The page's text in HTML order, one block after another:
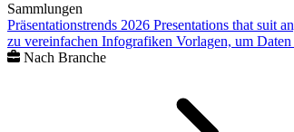
Sammlungen
Präsentationstrends 2026 Presentations that suit
zu vereinfachen Infografiken Vorlagen, um
Nach Branche